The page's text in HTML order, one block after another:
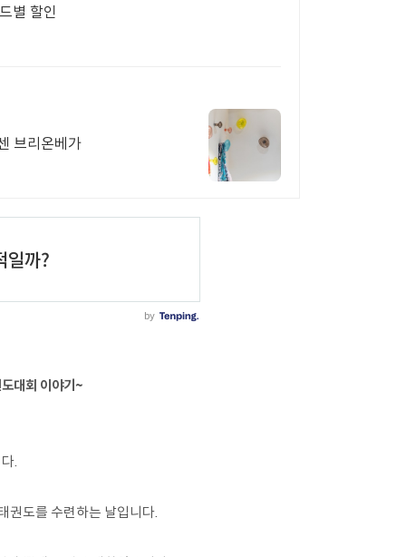
별 할인
브리온베가
대회 이야기~
.
권도를 수련하는 날입니다.